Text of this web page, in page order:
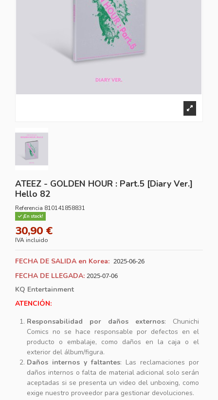
ATEEZ - GOLDEN HOUR : Part.5 [Diary Ver.]
Hello 82
Referencia 810141858831
¡En stock!
30,90 €
IVA incluido
FECHA DE SALIDA en Korea: 2025-06-26
FECHA DE LLEGADA: 2025-07-06
KQ Entertainment
ATENCIÓN:
Responsabilidad por daños externos: Chunichi
Comics no se hace responsable por defectos en el
producto o embalaje, como daños en la caja o el
exterior del álbum/figura.
Daños internos y faltantes: Las reclamaciones por
daños internos o falta de material adicional solo serán
aceptadas si se presenta un video del unboxing, como
exige nuestro proveedor para gestionar devoluciones.